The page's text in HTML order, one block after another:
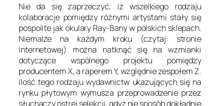
Nie da się zaprzeczyć, iż wszelkiego rodzaju
kolaboracje pomiędzy różnymi artystami stały się
pospolite jak okulary Ray-Bany w polskich sklepach.
Niemalże na każdym kroku (czytaj: stronie
internetowej) można natknąć się na wzmianki
dotyczące wspólnego projektu pomiędzy
producentem X, a raperem Y, względnie zespołem Z.
Ilość tego rodzaju wydawnictw ukazujących się na
rynku płytowym wymusza przeprowadzenie przez
słuchaczy ostrej selekcji, gdyż nie sposób dokładnie